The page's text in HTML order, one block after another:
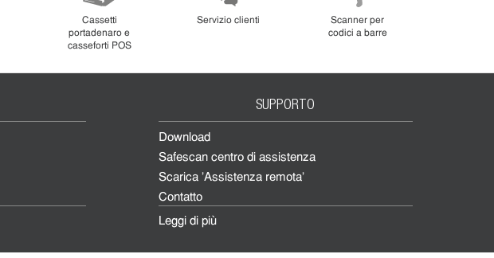
Cassetti
portadenaro e
casseforti POS
Servizio clienti
Scanner per
codici a barre
SUPPORTO
Download
Safescan centro di assistenza
Scarica 'Assistenza remota'
Contatto
Leggi di più